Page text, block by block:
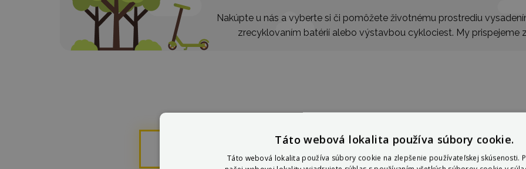
Nakúpte u nás a vyberte si či pomôžete životnému prostrediu
zrecyklovaním batérií alebo výstavbou cyklociest. My prispejeme
Táto webová lokalita používa súbory cookie.
Táto webová lokalita používa súbory cookie na zlepšenie používateľskej skúsenosti.